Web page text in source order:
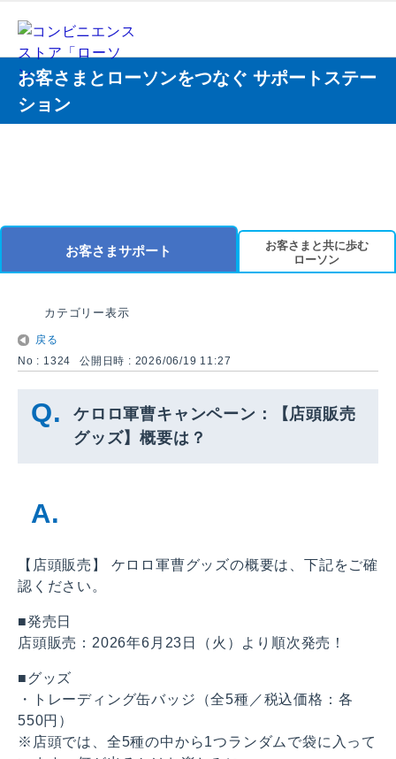
お客さまとローソンをつなぐ サポートステー
ション
お客さまサポート
お客さまと共に歩む
ローソン
カテゴリー表示
戻る
No : 1324
公開日時 : 2026/06/19 11:27
ケロロ軍曹キャンペーン：【店頭販売
グッズ】概要は？
【店頭販売】 ケロロ軍曹グッズの概要は、下記をご確
認ください。
■発売日
店頭販売：2026年6月23日（火）より順次発売！
■グッズ
・トレーディング缶バッジ（全5種／税込価格：各
550円）
※店頭では、全5種の中から1つランダムで袋に入って